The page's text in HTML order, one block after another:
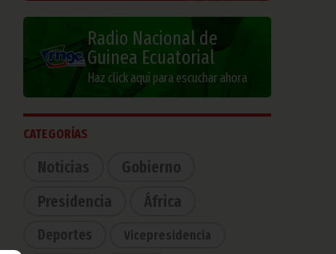
Radio Nacional de
Guinea Ecuatorial
Haz click aquí para escuchar ahora
CATEGORÍAS
Noticias
Gobierno
Presidencia
África
Deportes Vicepresidencia